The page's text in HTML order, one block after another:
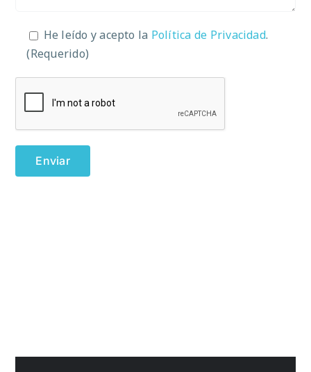
He leído y acepto la Política de Privacidad.
(Requerido)